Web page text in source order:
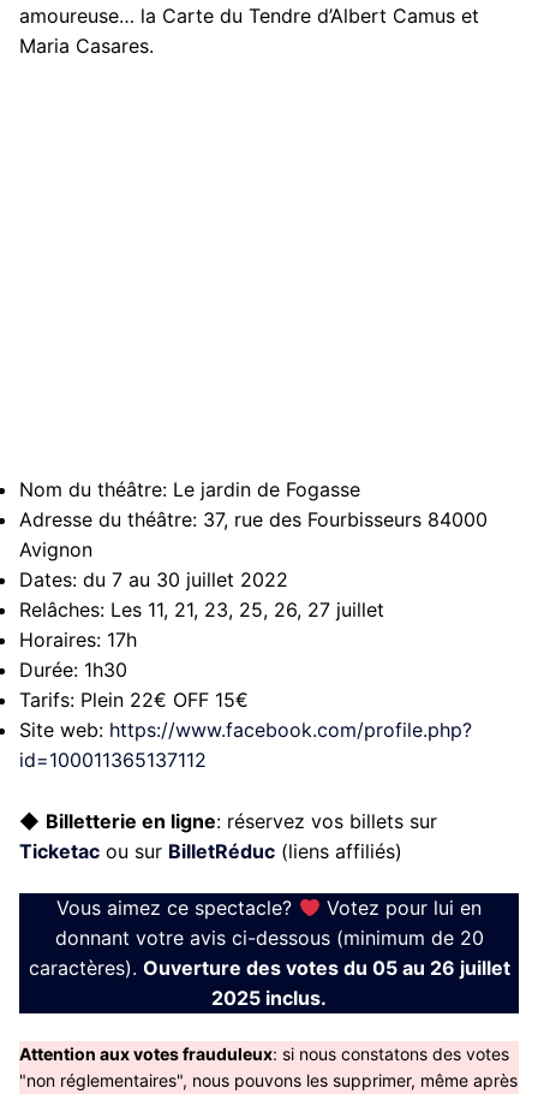
amoureuse… la Carte du Tendre d’Albert Camus et
Maria Casares.
Nom du théâtre: Le jardin de Fogasse
Adresse du théâtre: 37, rue des Fourbisseurs 84000
Avignon
Dates: du 7 au 30 juillet 2022
Relâches: Les 11, 21, 23, 25, 26, 27 juillet
Horaires: 17h
Durée: 1h30
Tarifs: Plein 22€ OFF 15€
Site web: https://www.facebook.com/profile.php?
id=100011365137112
◆ Billetterie en ligne: réservez vos billets sur
Ticketac ou sur BilletRéduc (liens affiliés)
Vous aimez ce spectacle?
Votez pour lui en
donnant votre avis ci-dessous (minimum de 20
caractères). Ouverture des votes du 05 au 26 juillet
2025 inclus.
Attention aux votes frauduleux: si nous constatons des votes
"non réglementaires", nous pouvons les supprimer, même après